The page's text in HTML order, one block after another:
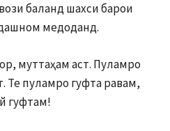
баланд шахси барои
медоданд.
муттаҳам аст. Пуламро
Те пуламро гуфта равам,
гуфтам!